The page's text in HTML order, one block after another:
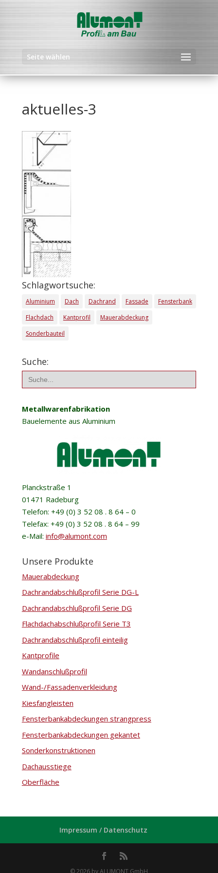
Seite wählen
aktuelles-3
Schlagwortsuche:
Aluminium Dach Dachrand Fassade
Fensterbank
Flachdach
Kantprofil
Mauerabdeckung
Sonderbauteil
Suche:
Search
for:
Metallwarenfabrikation
Bauelemente aus Aluminium
Planckstraße 1
01471 Radeburg
Telefon: +49 (0) 3 52 08 . 8 64 – 0
Telefax: +49 (0) 3 52 08 . 8 64 – 99
e-Mail: info@alumont.com
Unsere Produkte
Mauerabdeckung
Dachrandabschlußprofil Serie DG-L
Dachrandabschlußprofil Serie DG
Flachdachabschlußprofil Serie T3
Dachrandabschlußprofil einteilig
Kantprofile
Wandanschlußprofil
Wand-/Fassadenverkleidung
Kiesfangleisten
Fensterbankabdeckungen strangpress
Fensterbankabdeckungen gekantet
Sonderkonstruktionen
Dachausstiege
Oberfläche
Impressum / Datenschutz